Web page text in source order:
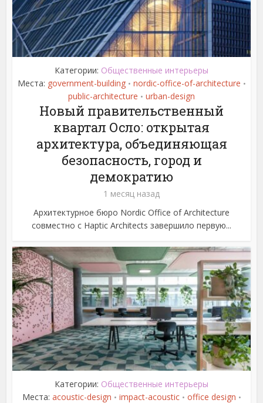
Категории: Общественные интерьеры
Места: government-building • nordic-office-of-architecture •
public-architecture • urban-design
Новый правительственный
квартал Осло: открытая
архитектура, объединяющая
безопасность, город и
демократию
1 месяц назад
Архитектурное бюро Nordic Office of Architecture
совместно с Haptic Architects завершило первую...
Категории: Общественные интерьеры
Места: acoustic-design • impact-acoustic • office design •